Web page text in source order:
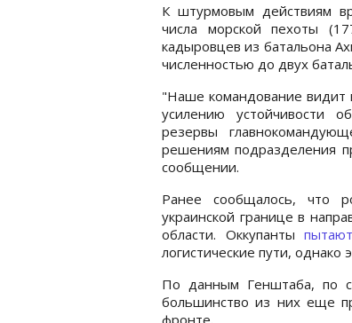
К штурмовым действиям
числа морской пехоты
кадыровцев из батальона
численностью до двух
"Наше командование видит
усилению устойчивости
резервы
решениям подразделения
сообщении.
Ранее сообщалось, что
украинской границе в
области. Оккупанты
логистические пути, однако
По данным Генштаба, по
большинство из них еще
фронте.